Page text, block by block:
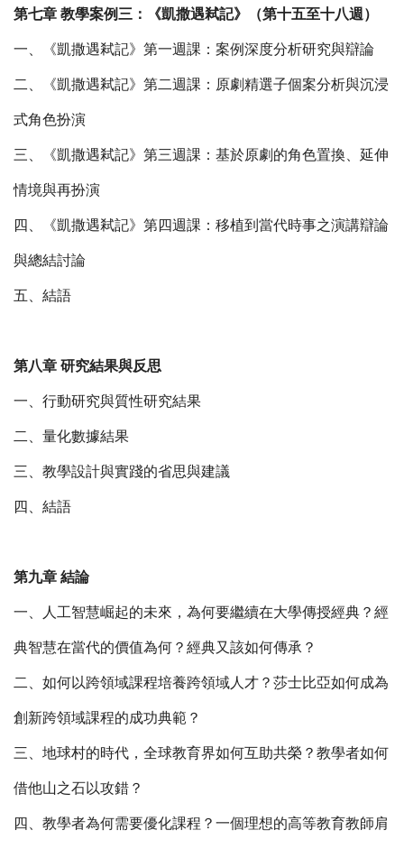
第七章 教學案例三：《凱撒遇弒記》（第十五至十八週）
一、《凱撒遇弒記》第一週課：案例深度分析研究與辯論
二、《凱撒遇弒記》第二週課：原劇精選子個案分析與沉浸
式角色扮演
三、《凱撒遇弒記》第三週課：基於原劇的角色置換、延伸
情境與再扮演
四、《凱撒遇弒記》第四週課：移植到當代時事之演講辯論
與總結討論
五、結語
第八章 研究結果與反思
一、行動研究與質性研究結果
二、量化數據結果
三、教學設計與實踐的省思與建議
四、結語
第九章 結論
一、人工智慧崛起的未來，為何要繼續在大學傳授經典？經
典智慧在當代的價值為何？經典又該如何傳承？
二、如何以跨領域課程培養跨領域人才？莎士比亞如何成為
創新跨領域課程的成功典範？
三、地球村的時代，全球教育界如何互助共榮？教學者如何
借他山之石以攻錯？
四、教學者為何需要優化課程？一個理想的高等教育教師肩